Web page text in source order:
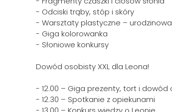
- Odciski trąby, stóp i skóry
- Warsztaty plastyczne –
- Giga kolorowanka
- Słoniowe konkursy
Dowód osobisty XXL dla Leona!
- 12.00 – Giga prezenty, tort i dowód
- 12.30 – Spotkanie z opiekunami